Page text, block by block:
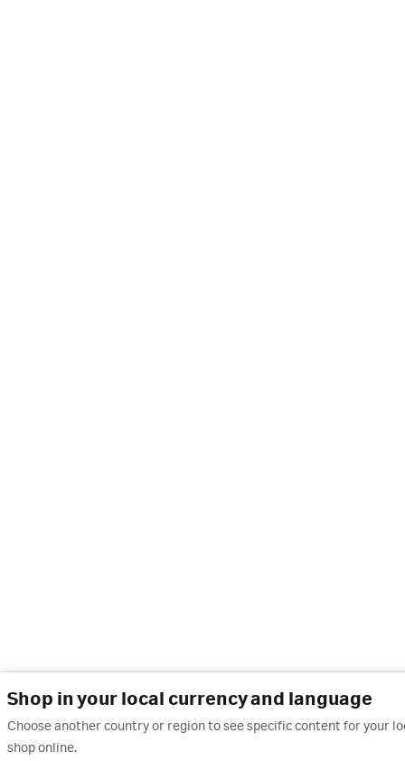
Shop in your local currency and language
Choose another country or region to see specific content for your
shop online.